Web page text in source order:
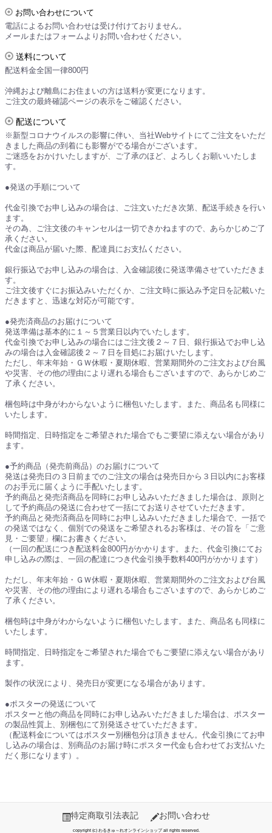
お問い合わせについて
電話によるお問い合わせは受け付けておりません。
メールまたはフォームよりお問い合わせください。
送料について
配送料金全国一律800円
沖縄および離島にお住まいの方は送料が変更になります。
ご注文の最終確認ページの表示をご確認ください。
配送について
※新型コロナウイルスの影響に伴い、当社Webサイトにてご注文をいただ
きました商品の到着にも影響がでる場合がございます。
ご迷惑をおかけいたしますが、ご了承のほど、よろしくお願いいたしま
す。
●発送の手順について
代金引換でお申し込みの場合は、ご注文いただき次第、配送手続きを行い
ます。
その為、ご注文後のキャンセルは一切できかねますので、あらかじめご了
承ください。
代金は商品が届いた際、配達員にお支払ください。
銀行振込でお申し込みの場合は、入金確認後に発送準備させていただきま
す。
ご注文後すぐにお振込みいただくか、ご注文時に振込み予定日を記載いた
だきますと、迅速な対応が可能です。
●発売済商品のお届けについて
発送準備は基本的に１～５営業日以内でいたします。
代金引換でお申し込みの場合にはご注文後２～７日、銀行振込でお申し込
みの場合は入金確認後２～７日を目処にお届けいたします。
ただし、年末年始・ＧＷ休暇・夏期休暇、営業期間外のご注文および台風
や災害、その他の理由により遅れる場合もございますので、あらかじめご
了承ください。
梱包時は中身がわからないように梱包いたします。また、商品名も同様に
いたします。
時間指定、日時指定をご希望された場合でもご要望に添えない場合があり
ます。
●予約商品（発売前商品）のお届けについて
発送は発売日の３日前までのご注文の場合は発売日から３日以内にお客様
のお手元に届くように手配いたします。
予約商品と発売済商品を同時にお申し込みいただきました場合は、原則と
して予約商品の発送に合わせて一括にてお送りさせていただきます。
予約商品と発売済商品を同時にお申し込みいただきました場合で、一括で
の発送ではなく、個別での発送をご希望されるお客様は、その旨を「ご意
見・ご要望」欄にお書きください。
（一回の配送につき配送料金800円がかかります。また、代金引換にてお
申し込みの際は、一回の配達につき代金引換手数料400円がかかります）
ただし、年末年始・ＧＷ休暇・夏期休暇、営業期間外のご注文および台風
や災害、その他の理由により遅れる場合もございますので、あらかじめご
了承ください。
梱包時は中身がわからないように梱包いたします。また、商品名も同様に
いたします。
時間指定、日時指定をご希望された場合でもご要望に添えない場合があり
ます。
製作の状況により、発売日が変更になる場合があります。
●ポスターの発送について
ポスターと他の商品を同時にお申し込みいただきました場合は、ポスター
の製品性質上、別梱包にて別発送させていただきます。
（配送料金についてはポスター別梱包分は頂きません。代金引換にてお申
し込みの場合は、別商品のお届け時にポスター代金も合わせてお支払いた
だく形になります）。
特定商取引法表記 お問い合わせ
copyright (c) わるきゅ～れオンラインショップ all rights reserved.